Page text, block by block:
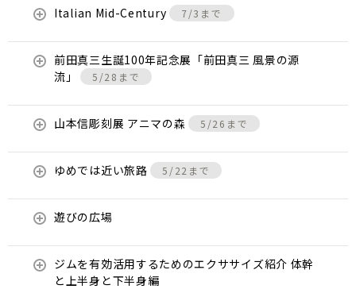
Italian Mid-Century 7/3まで
前田真三生誕100年記念展「前田真三 風景の源
流」
5/28まで
山本信彫刻展 アニマの森 5/26まで
ゆめでは近い旅路 5/22まで
遊びの広場
ジムを有効活用するためのエクササイズ紹介 体幹
と上半身と下半身編